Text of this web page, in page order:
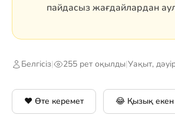
пайдасыз жағдайлардан
Белгісіз| 255 рет оқылды|Уақыт,
❤️ Өте керемет 😂 Қызық екен